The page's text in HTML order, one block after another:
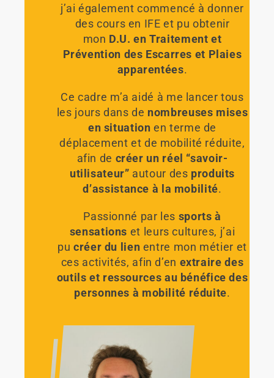
j’ai également commencé à donner
des cours en IFE et pu obtenir
mon D.U. en Traitement et
Prévention des Escarres et Plaies
apparentées.
Ce cadre m’a aidé à me lancer tous
les jours dans de nombreuses mises
en situation en terme de
déplacement et de mobilité réduite,
afin de créer un réel “savoir-
utilisateur” autour des produits
d’assistance à la mobilité.
Passionné par les sports à
sensations et leurs cultures, j’ai
pucréer du lien entre mon métier et
ces activités, afin d’en extraire des
outils et ressources au bénéfice des
personnes à mobilité réduite.